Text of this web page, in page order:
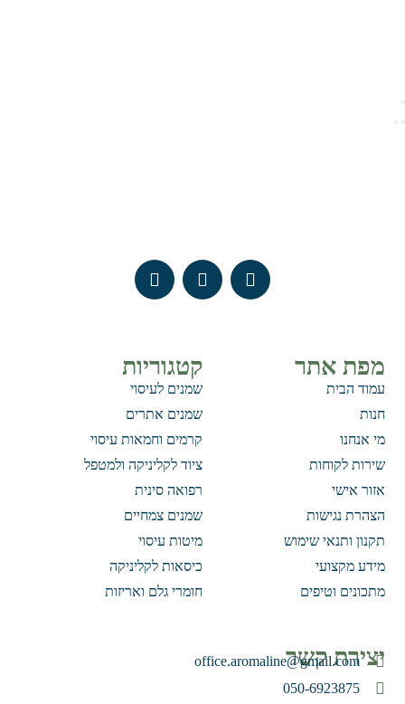
מפת אתר
עמוד הבית
חנות
מי אנחנו
שירות לקוחות
אזור אישי
הצהרת נגישות
תקנון ותנאי שימוש
מידע מקצועי
מתכונים וטיפים
קטגוריות
שמנים לעיסוי
שמנים אתרים
קרמים וחמאות עיסוי
ציוד לקליניקה ולמטפל
רפואה סינית
שמנים צמחיים
מיטות עיסוי
כיסאות לקליניקה
חומרי גלם ואריזות
יצירת קשר
office.aromaline@gmail.com
050-6923875